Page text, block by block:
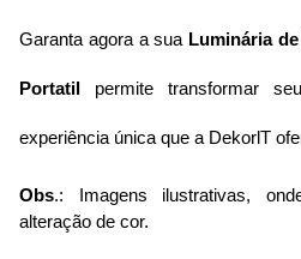
Garanta agora a sua Luminária
Portatil permite transformar
experiência única que a DekorlT
Obs.: Imagens ilustrativas,
alteração de cor.